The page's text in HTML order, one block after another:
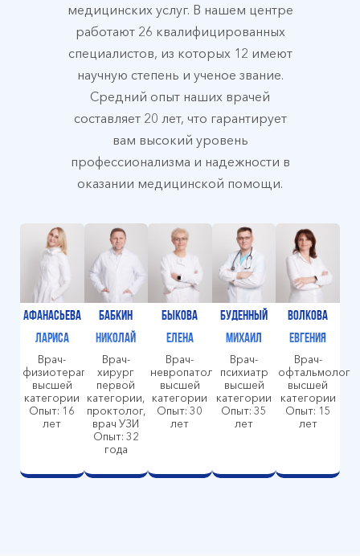
медицинских услуг. В нашем центре
работают 26 квалифицированных
специалистов, из которых 12 имеют
научную степень и ученое звание.
Средний опыт наших врачей
составляет 20 лет, что гарантирует
вам высокий уровень
профессионализма и надежности в
оказании медицинской помощи.
Афанасьева
Лариса
Врач-
физиотерапевт
высшей
категории
Опыт: 16
лет
Бабкин
Николай
Врач-
хирург
первой
категории,
проктолог,
врач УЗИ
Опыт: 32
года
Быкова
Елена
Врач-
невропатолог
высшей
категории
Опыт: 30
лет
Буденный
Михаил
Врач-
психиатр
высшей
категории
Опыт: 35
лет
Волкова
Евгения
Врач-
офтальмолог
высшей
категории
Опыт: 15
лет